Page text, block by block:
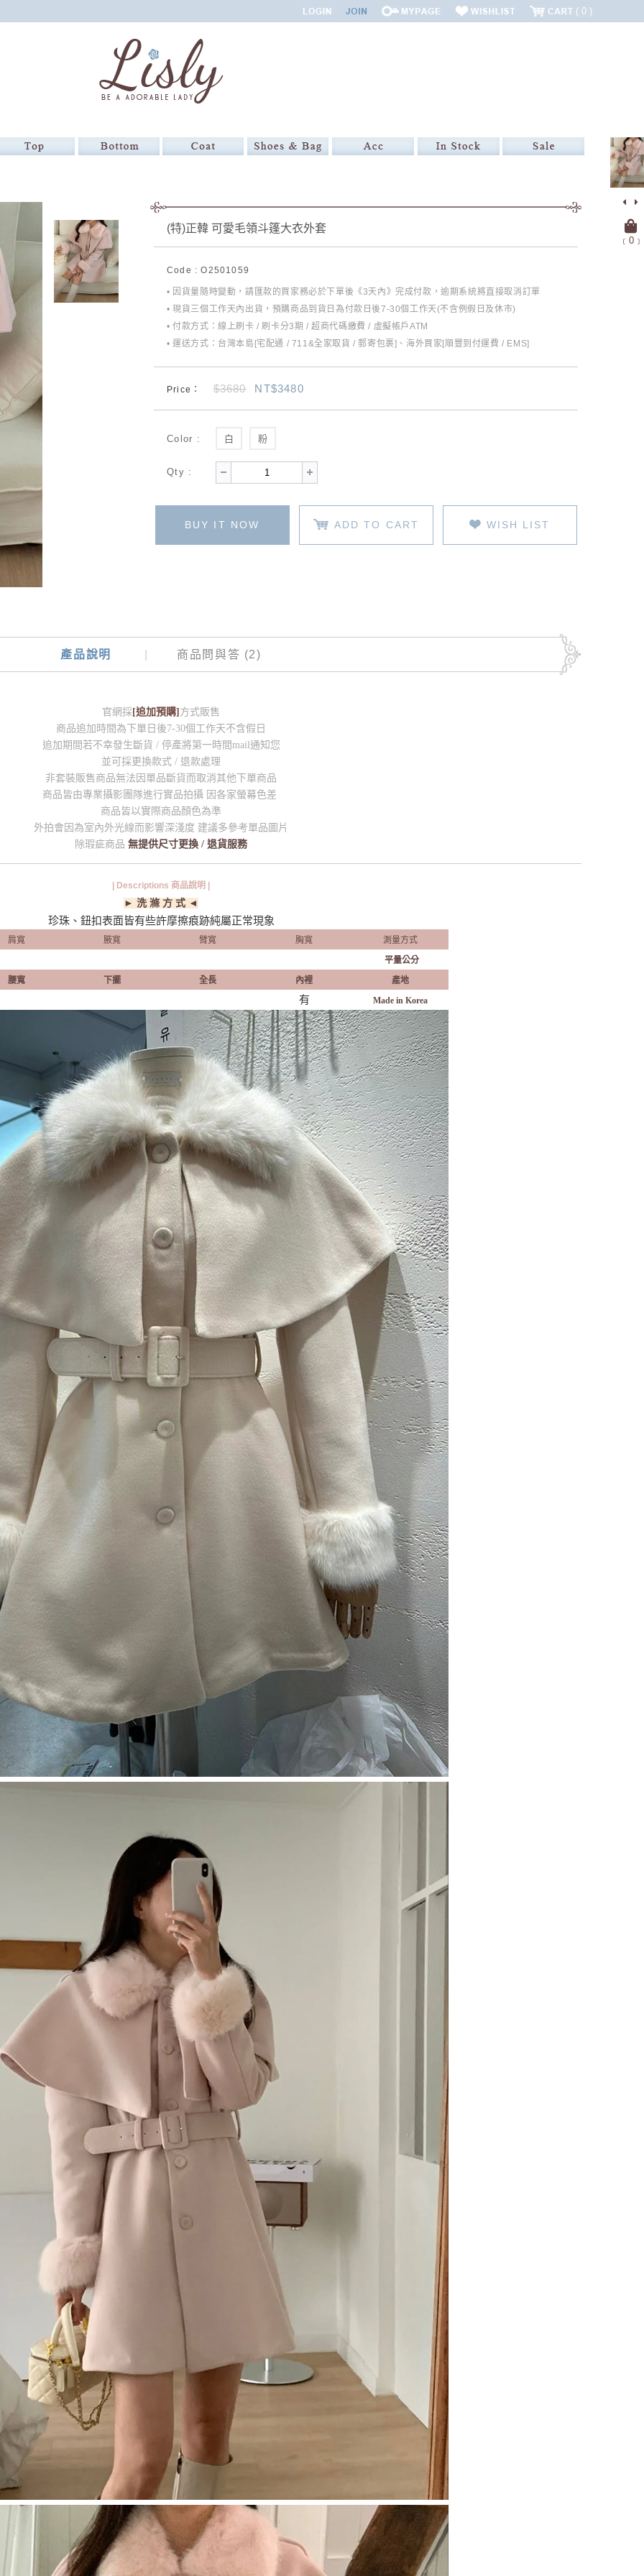
0
﹝ 0﹞
(特)正韓 可愛毛領斗篷大衣外套
Code : O2501059
• 因貨量隨時變動，請匯款的買家務必於下單後《3天內》完成付款，逾期系統將直接取消訂單
• 現貨三個工作天內出貨，預購商品到貨日為付款日後7-30個工作天(不含例假日及休市)
• 付款方式：線上刷卡 / 刷卡分3期 / 超商代碼繳費 / 虛擬帳戶ATM
• 運送方式：台灣本島[宅配通 / 711&全家取貨 / 郵寄包裹]、海外買家[順豐到付運費 / EMS]
Price：$3680 NT$3480
Color : 白 粉
Qty :
BUY IT NOW ADD TO CART WISH LIST
產品說明 商品問與答 (2)
官網採 [追加預購] 方式販售
商品追加時間為下單日後7-30個工作天不含假日
追加期間若不幸發生斷貨 / 停產將第一時間mail通知您
並可採更換款式 / 退款處理
非套裝販售商品無法因單品斷貨而取消其他下單商品
商品皆由專業攝影團隊進行實品拍攝 因各家螢幕色差
商品皆以實際商品顏色為準
外拍會因為室內外光線而影響深淺度 建議多參考單品圖片
除瑕疵商品 無提供尺寸更換 / 退貨服務
| Descriptions 商品說明 |
► 洗 滌 方 式 ◄
珍珠、鈕扣表面皆有些許摩擦痕跡純屬正常現象
肩寬 腋寬 臂寬 胸寬
測量方式
平量公分
腰寬
下擺 全長 內裡 產地
有 Made in Korea